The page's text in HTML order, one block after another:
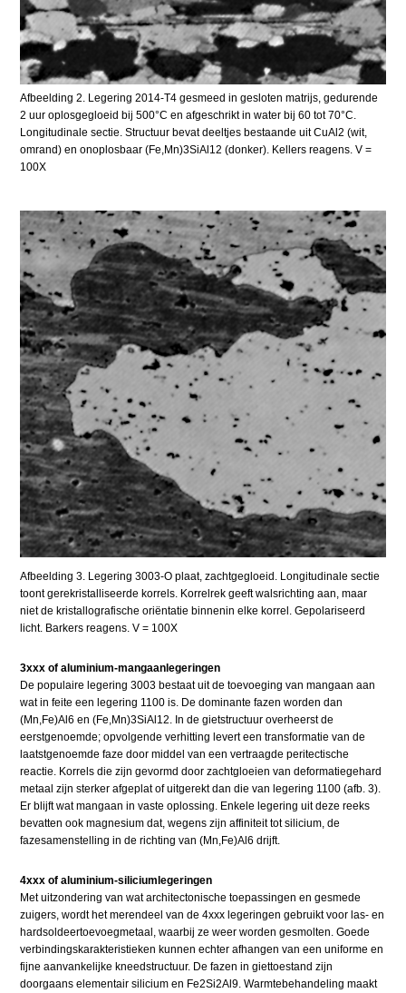
Afbeelding 2. Legering 2014-T4 gesmeed in gesloten matrijs, gedurende
2 uur oplosgegloeid bij 500°C en afgeschrikt in water bij 60 tot 70°C.
Longitudinale sectie. Structuur bevat deeltjes bestaande uit CuAl2 (wit,
omrand) en onoplosbaar (Fe,Mn)3SiAl12 (donker). Kellers reagens. V =
100X
Afbeelding 3. Legering 3003-O plaat, zachtgegloeid. Longitudinale sectie
toont gerekristalliseerde korrels. Korrelrek geeft walsrichting aan, maar
niet de kristallografische oriëntatie binnenin elke korrel. Gepolariseerd
licht. Barkers reagens. V = 100X
3xxx of aluminium-mangaanlegeringen
De populaire legering 3003 bestaat uit de toevoeging van mangaan aan
wat in feite een legering 1100 is. De dominante fazen worden dan
(Mn,Fe)Al6 en (Fe,Mn)3SiAl12. In de gietstructuur overheerst de
eerstgenoemde; opvolgende verhitting levert een transformatie van de
laatstgenoemde faze door middel van een vertraagde peritectische
reactie. Korrels die zijn gevormd door zachtgloeien van deformatiegehard
metaal zijn sterker afgeplat of uitgerekt dan die van legering 1100 (afb. 3).
Er blijft wat mangaan in vaste oplossing. Enkele legering uit deze reeks
bevatten ook magnesium dat, wegens zijn affiniteit tot silicium, de
fazesamenstelling in de richting van (Mn,Fe)Al6 drijft.
4xxx of aluminium-siliciumlegeringen
Met uitzondering van wat architectonische toepassingen en gesmede
zuigers, wordt het merendeel van de 4xxx legeringen gebruikt voor las- en
hardsoldeertoevoegmetaal, waarbij ze weer worden gesmolten. Goede
verbindingskarakteristieken kunnen echter afhangen van een uniforme en
fijne aanvankelijke kneedstructuur. De fazen in giettoestand zijn
doorgaans elementair silicium en Fe2Si2Al9. Warmtebehandeling maakt